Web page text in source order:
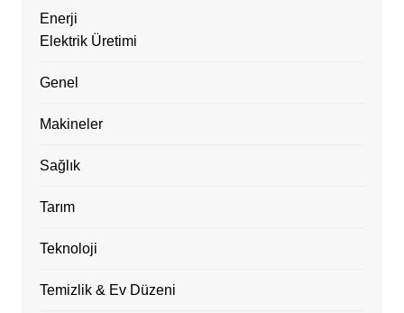
Enerji
Elektrik Üretimi
Genel
Makineler
Sağlık
Tarım
Teknoloji
Temizlik & Ev Düzeni